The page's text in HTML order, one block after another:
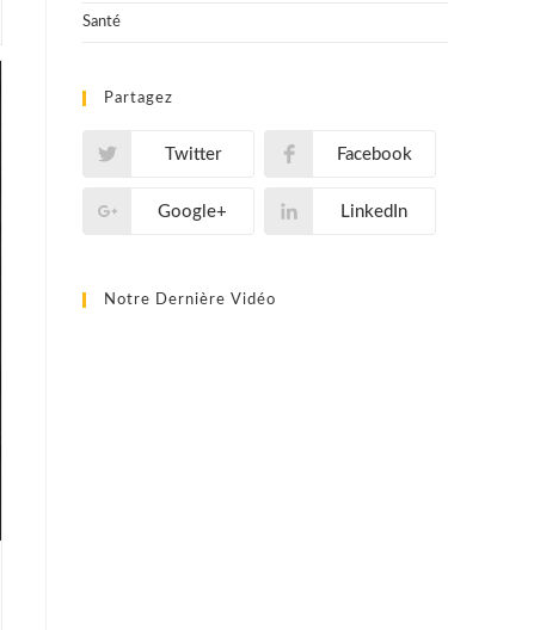
Santé
Partagez
Twitter Facebook
Google+ LinkedIn
Notre Dernière Vidéo